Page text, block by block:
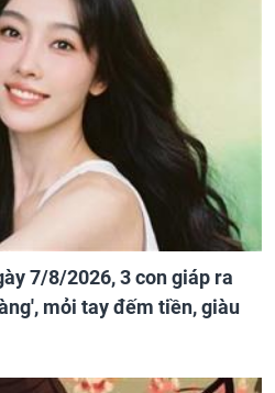
7/8/2026, 3 con giáp ra
mỏi tay đếm tiền, giàu